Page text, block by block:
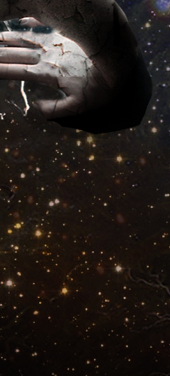
Qfant 2012
Jan Maszczyszyn
Posłańcy opętania